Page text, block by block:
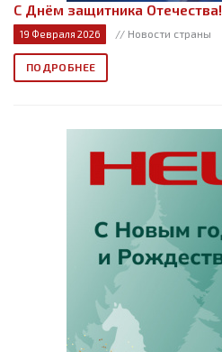
С Днём защитника Отечества!
19 Февраля 2026 // Новости страны
ПОДРОБНЕЕ